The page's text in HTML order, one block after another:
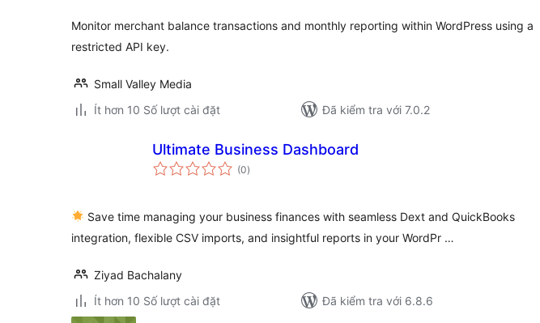
Monitor merchant balance transactions and monthly reporting within WordPress using a
restricted API key.
Small Valley Media
Ít hơn 10 Số lượt cài đặt
Đã kiểm tra với 7.0.2
Ultimate Business Dashboard
(0tổng
đánh
)
Save time managing your business finances with seamless Dext and QuickBooks
integration, flexible CSV imports, and insightful reports in your WordPr …
Ziyad Bachalany
Ít hơn 10 Số lượt cài đặt
Đã kiểm tra với 6.8.6